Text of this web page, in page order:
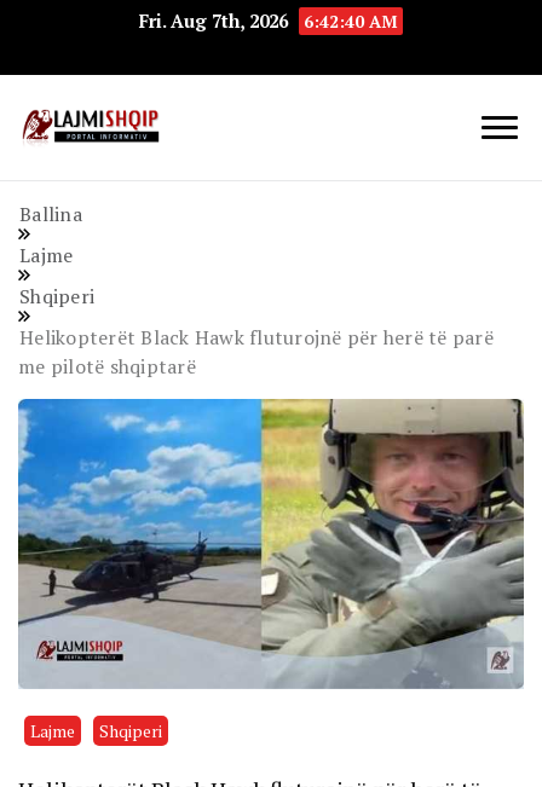
Fri. Aug 7th, 2026 6:42:41 AM
Ballina
Lajme
Shqiperi
Helikopterët Black Hawk fluturojnë për herë të parë
me pilotë shqiptarë
Lajme Shqiperi